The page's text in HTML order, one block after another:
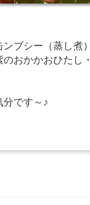
ンブシー（蒸し煮
のおかかおひたし
分です～♪